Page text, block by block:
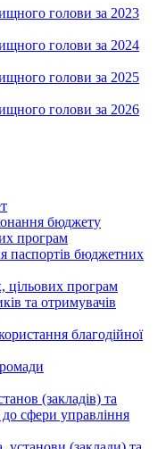
голови за 2023
голови за 2024
голови за 2025
голови за 2026
бюджету
програм
паспортів бюджетних
цільових програм
та отримувачів
благодійної
(закладів) та
сфери управління